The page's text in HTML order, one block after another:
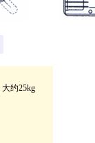
约25kg